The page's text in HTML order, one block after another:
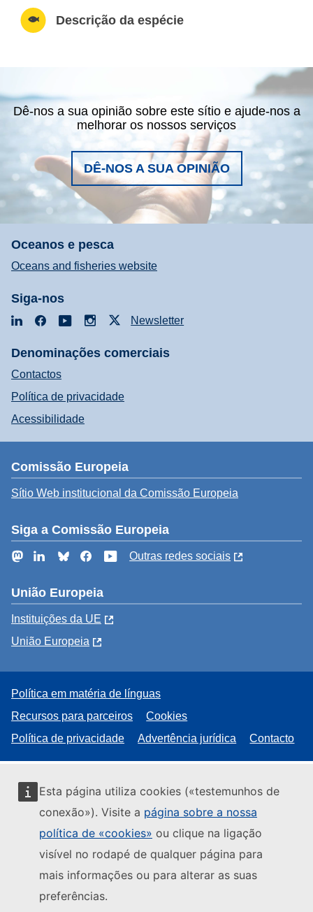
Esta página utiliza cookies («testemunhos de
conexão»). Visite a página sobre a nossa
política de «cookies» ou clique na ligação
visível no rodapé de qualquer página para
mais informações ou para alterar as suas
preferências.
Descrição da espécie
Dê-nos a sua opinião sobre este sítio e ajude-nos a
melhorar os nossos serviços
DÊ-NOS A SUA OPINIÃO
Oceanos e pesca
Oceans and fisheries website
Siga-nos
LinkedInFacebookYouTubeInstagramNewsletter
Denominações comerciais
Contactos
Política de privacidade
Acessibilidade
Comissão Europeia
Sítio Web institucional da Comissão Europeia
Siga a Comissão Europeia
MastodonLinkedInBlueskyFacebookYouTube
Outras redes sociais
União Europeia
Instituições da UE
União Europeia
Política em matéria de línguas
Recursos para parceiros
Cookies
Política de privacidade
Advertência jurídica Contacto